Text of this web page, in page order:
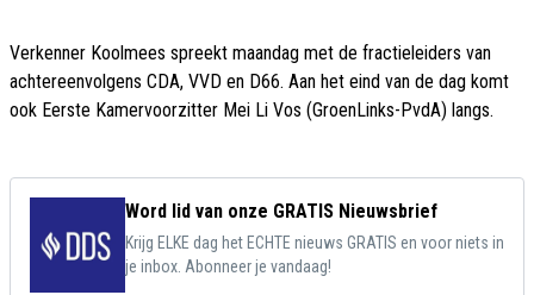
Verkenner Koolmees spreekt maandag met de fractieleiders van
achtereenvolgens CDA, VVD en D66. Aan het eind van de dag komt
ook Eerste Kamervoorzitter Mei Li Vos (GroenLinks-PvdA) langs.
Word lid van onze GRATIS Nieuwsbrief
Krijg ELKE dag het ECHTE nieuws GRATIS en voor niets in
je inbox. Abonneer je vandaag!